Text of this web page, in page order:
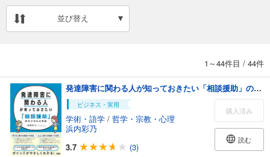
並び替え
1～44件目 / 44件
発達障害に関わる人が知っておきたい「相談援助」のコツがわかる本
ビジネス・実用
学術・語学 / 哲学・宗教・心理
浜内彩乃
3.7
(3)
購入済み
読む